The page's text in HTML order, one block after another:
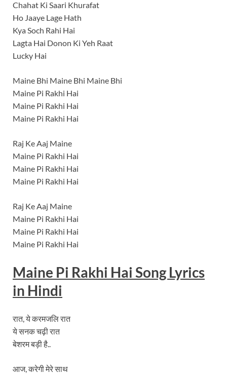
Chahat Ki Saari Khurafat
Ho Jaaye Lage Hath
Kya Soch Rahi Hai
Lagta Hai Donon Ki Yeh Raat
Lucky Hai
Maine Bhi Maine Bhi Maine Bhi
Maine Pi Rakhi Hai
Maine Pi Rakhi Hai
Maine Pi Rakhi Hai
Raj Ke Aaj Maine
Maine Pi Rakhi Hai
Maine Pi Rakhi Hai
Maine Pi Rakhi Hai
Raj Ke Aaj Maine
Maine Pi Rakhi Hai
Maine Pi Rakhi Hai
Maine Pi Rakhi Hai
Maine Pi Rakhi Hai SongLyrics
in Hindi
रात, ये करमजलि रात
ये सनक चढ़ी रात
बेशरम बड़ी है..
आज, करेगी मेरे साथ